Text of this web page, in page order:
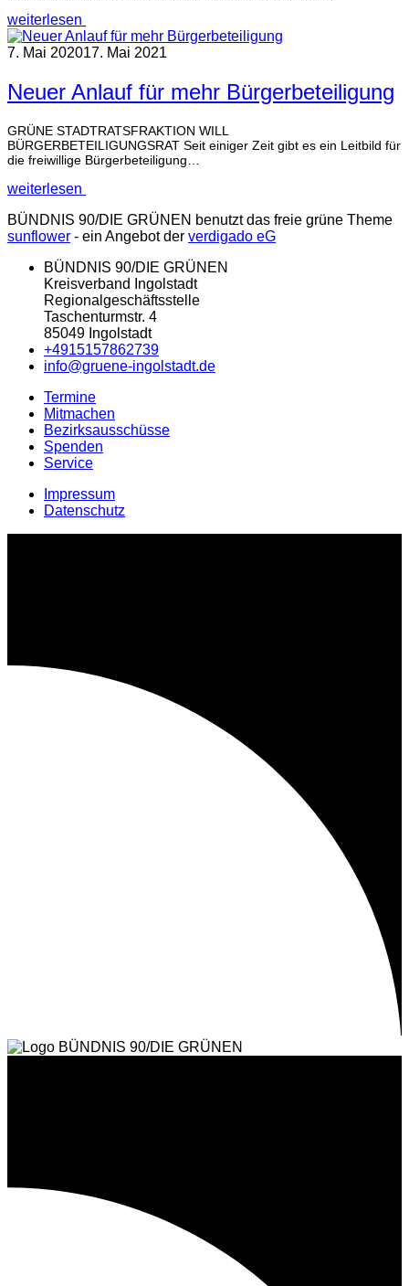
weiterlesen
7. Mai 202017. Mai 2021
Neuer Anlauf für mehr Bürgerbeteiligung
GRÜNE STADTRATSFRAKTION WILL
BÜRGERBETEILIGUNGSRAT Seit einiger Zeit gibt es ein Leitbild für
die freiwillige Bürgerbeteiligung…
weiterlesen
BÜNDNIS 90/DIE GRÜNEN benutzt das freie grüne Theme
sunflower ‐ ein Angebot der verdigado eG
BÜNDNIS 90/DIE GRÜNEN
Kreisverband Ingolstadt
Regionalgeschäftsstelle
Taschenturmstr. 4
85049 Ingolstadt
+4915157862739
info@gruene-ingolstadt.de
Termine
Mitmachen
Bezirksausschüsse
Spenden
Service
Impressum
Datenschutz